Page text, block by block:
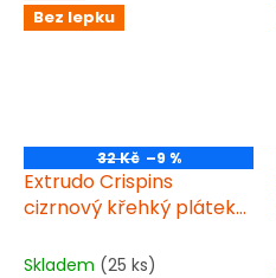
Bez lepku
32 Kč –9 %
Extrudo Crispins
cizrnový křehký plátek
Skladem (25 ks)